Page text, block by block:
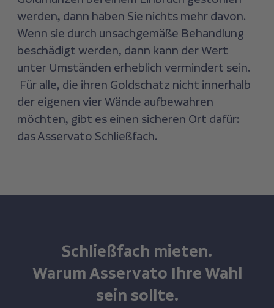
werden, dann haben Sie nichts mehr davon.
Wenn sie durch unsachgemäße Behandlung
beschädigt werden, dann kann der Wert
unter Umständen erheblich vermindert sein.
Für alle, die ihren Goldschatz nicht innerhalb
der eigenen vier Wände aufbewahren
möchten, gibt es einen sicheren Ort dafür:
das Asservato Schließfach.
Schließfach mieten.
Warum Asservato Ihre Wahl
sein sollte.